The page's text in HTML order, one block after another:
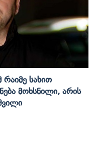
Რაიმე Სახით
Მოხსნილი, Არის